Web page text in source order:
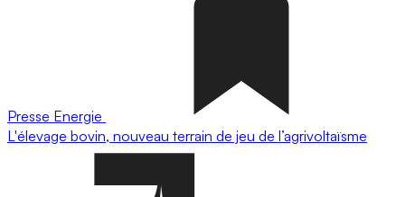
Presse Energie
L'élevage bovin, nouveau terrain de jeu de l’agrivoltaïsme